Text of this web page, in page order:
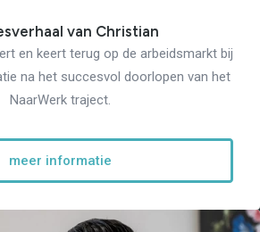
Ons testcentrum
Uitkeringsinstantie
Aanvraag brochure 2026
Aanvraag hand-out
LeerWerkburo
Outplacement
2e Spoortraject
Maatschappelijk
van Christian
en keert terug op de arbeidsmarkt bij
na het succesvol doorlopen van het
NaarWerk traject.
meer informatie